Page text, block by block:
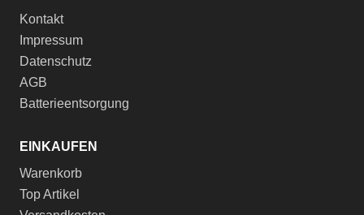
Kontakt
Impressum
Datenschutz
AGB
Batterieentsorgung
EINKAUFEN
Warenkorb
Top Artikel